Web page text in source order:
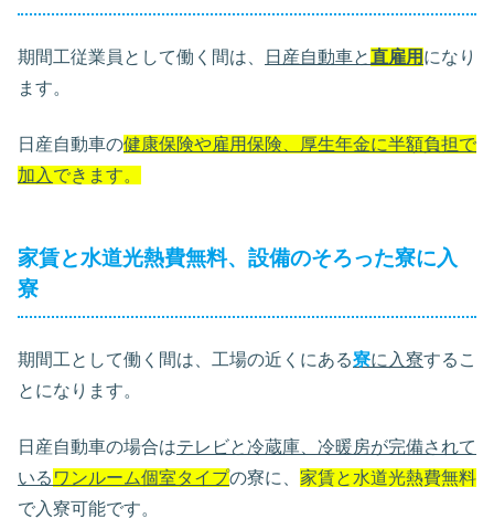
期間工従業員として働く間は、 日産自動車と直雇用 になり
ます。
日産自動車の健康保険や雇用保険、厚生年金に半額負担で
加入 できます。
家賃と水道光熱費無料、設備のそろった寮に入
寮
期間工として働く間は、工場の近くにある寮に入寮するこ
とになります。
日産自動車の場合はテレビと冷蔵庫、冷暖房が完備されて
いる ワンルーム個室タイプの寮に、 家賃と水道光熱費無料
で入寮可能です。